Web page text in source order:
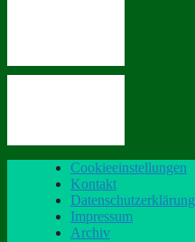
Cookieeinstellungen
Kontakt
Datenschutzerklärung
Impressum
Archiv